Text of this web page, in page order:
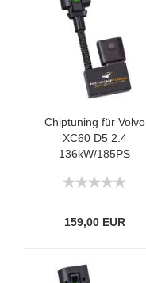
Chiptuning für Volvo
XC60 D5 2.4
136kW/185PS
159,00 EUR